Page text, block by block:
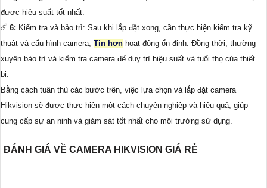
được hiệu suất tốt nhất.
☄️ 6: Kiểm tra và bảo trì: Sau khi lắp đặt xong, cần thực hiện kiểm tra kỹ
thuật và cấu hình camera, Tin hơn hoạt động ổn định. Đồng thời, thường
xuyên bảo trì và kiểm tra camera để duy trì hiệu suất và tuổi thọ của thiết
bị.
Bằng cách tuân thủ các bước trên, việc lựa chọn và lắp đặt camera
Hikvision sẽ được thực hiện một cách chuyên nghiệp và hiệu quả, giúp
cung cấp sự an ninh và giám sát tốt nhất cho môi trường sử dụng.
ĐÁNH GIÁ VỀ CAMERA HIKVISION GIÁ RẺ